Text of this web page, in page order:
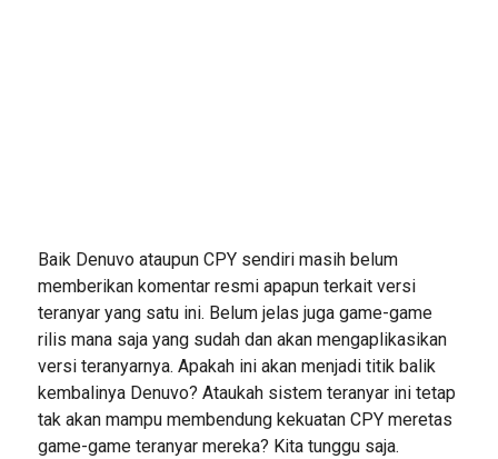
Baik Denuvo ataupun CPY sendiri masih belum
memberikan komentar resmi apapun terkait versi
teranyar yang satu ini. Belum jelas juga game-game
rilis mana saja yang sudah dan akan mengaplikasikan
versi teranyarnya. Apakah ini akan menjadi titik balik
kembalinya Denuvo? Ataukah sistem teranyar ini tetap
tak akan mampu membendung kekuatan CPY meretas
game-game teranyar mereka? Kita tunggu saja.